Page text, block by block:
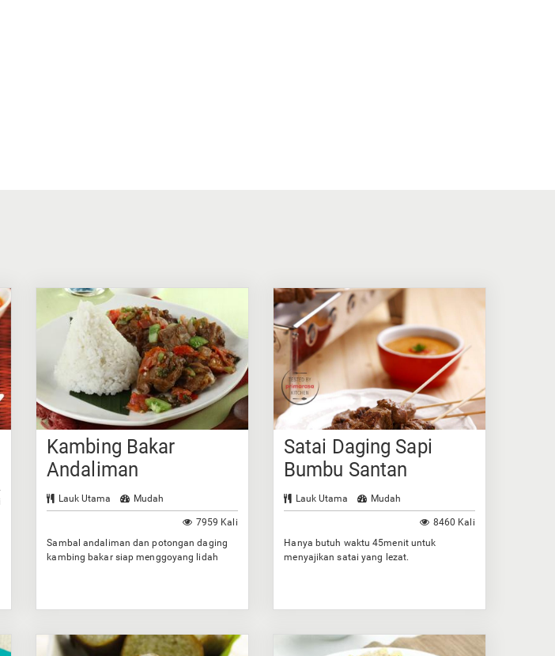
Kambing Bakar
Andaliman
Lauk Utama Mudah
7959 Kali
Sambal andaliman dan potongan daging
kambing bakar siap menggoyang lidah
Satai Daging Sapi
Bumbu Santan
Lauk Utama Mudah
8460 Kali
Hanya butuh waktu 45menit untuk
menyajikan satai yang lezat.